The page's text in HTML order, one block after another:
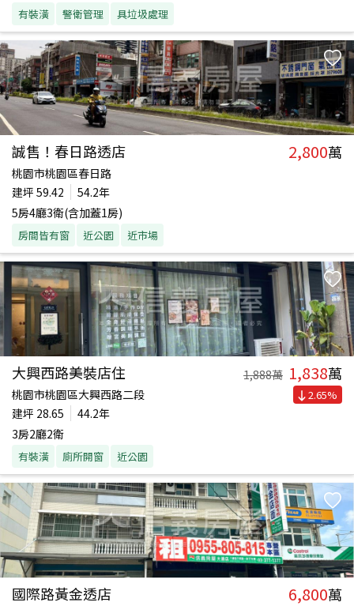
有裝潢 警衛管理 具垃圾處理
誠售！春日路透店 2,800萬
桃園市桃園區春日路
建坪 59.42
54.2年
5房4廳3衛(含加蓋1房)
房間皆有窗 近公園 近市場
大興西路美裝店住 1,888萬 1,838萬
桃園市桃園區大興西路二段
建坪 28.65
44.2年
3房2廳2衛
有裝潢 廁所開窗 近公園
2.65%
國際路黃金透店 6,800萬